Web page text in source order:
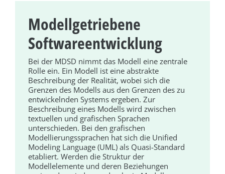
Modellgetriebene
Softwareentwicklung
Bei der MDSD nimmt das Modell eine zentrale
Rolle ein. Ein Modell ist eine abstrakte
Beschreibung der Realität, wobei sich die
Grenzen des Modells aus den Grenzen des zu
entwickelnden Systems ergeben. Zur
Beschreibung eines Modells wird zwischen
textuellen und grafischen Sprachen
unterschieden. Bei den grafischen
Modellierungssprachen hat sich die Unified
Modeling Language (UML) als Quasi-Standard
etabliert. Werden die Struktur der
Modellelemente und deren Beziehungen